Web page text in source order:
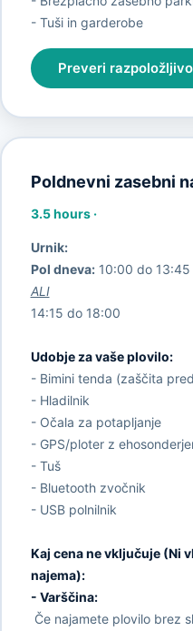
- Tuši in garderobe
Preveri
Poldnevni zasebni
3.5 hours·
Urnik:
Pol dneva:10:00 do 13:45
ALI
14:15 do 18:00
Udobje za vaše plovilo:
- Bimini tenda (zaščita
- Hladilnik
- Očala za potapljanje
- GPS/ploter z
- Tuš
- Bluetooth zvočnik
- USB polnilnik
Kaj cena ne vključuje (Ni
najema):
- Varščina:
Če najamete plovilo brez